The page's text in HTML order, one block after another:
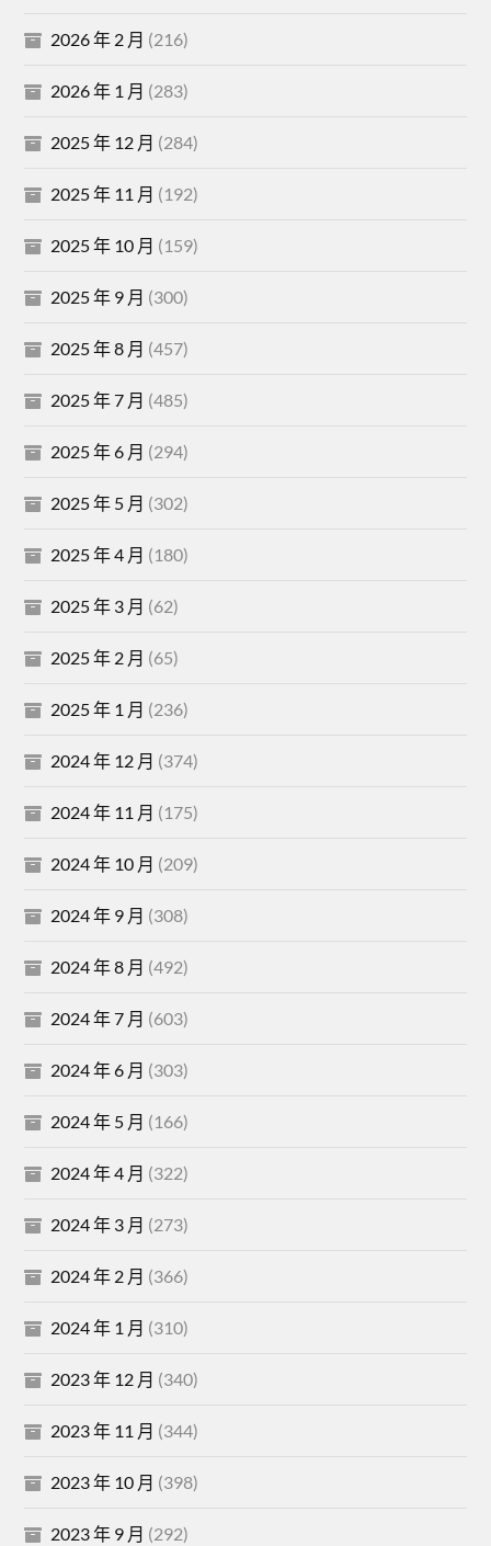
2026 年 2 月 (216)
2026 年 1 月 (283)
2025 年 12 月 (284)
2025 年 11 月 (192)
2025 年 10 月 (159)
2025 年 9 月 (300)
2025 年 8 月 (457)
2025 年 7 月 (485)
2025 年 6 月 (294)
2025 年 5 月 (302)
2025 年 4 月 (180)
2025 年 3 月 (62)
2025 年 2 月 (65)
2025 年 1 月 (236)
2024 年 12 月 (374)
2024 年 11 月 (175)
2024 年 10 月 (209)
2024 年 9 月 (308)
2024 年 8 月 (492)
2024 年 7 月 (603)
2024 年 6 月 (303)
2024 年 5 月 (166)
2024 年 4 月 (322)
2024 年 3 月 (273)
2024 年 2 月 (366)
2024 年 1 月 (310)
2023 年 12 月 (340)
2023 年 11 月 (344)
2023 年 10 月 (398)
2023 年 9 月 (292)